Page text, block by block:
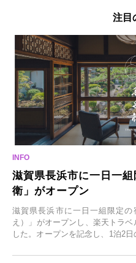
注目
滋賀県長浜市に一日一
衛」がオープン
滋賀県長浜市に一日一組限定
え）」がオープンし、楽天トラ
した。オープンを記念し、1泊2
一組限定の宿だからこそ叶う、